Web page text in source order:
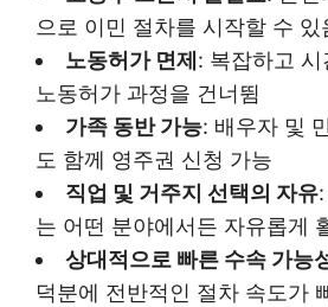
으로 이민 절차를 시작할 수 있
노동허가 면제 : 복잡하고
노동허가 과정을 건너뜀
가족 동반 가능: 배우자 및
도 함께 영주권 신청 가능
직업 및 거주지 선택의 자유
는 어떤 분야에서든 자유롭게
상대적으로 빠른 수속 가능
덕분에 전반적인 절차 속도가